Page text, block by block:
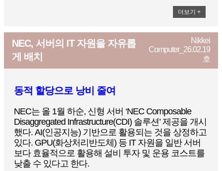
더보기 +
NEC, 서버의 IT 자원을 자유롭
게 배치
Nikkei
Computer_26.02.19
호
동적 할당으로 낭비 줄여
NEC는 올 1월 하순, 신형 서버 ‘NEC Composable
Disaggregated Infrastructure(CDI) 솔루션’ 제공을 개시
했다. AI(인공지능) 기반으로 활용되는 것을 상정하고
있다. GPU(화상처리반도체) 등 IT 자원을 일반 서버
보다 효율적으로 활용해 설비 투자 및 운용 코스트를
낮출 수 있다고 한다.